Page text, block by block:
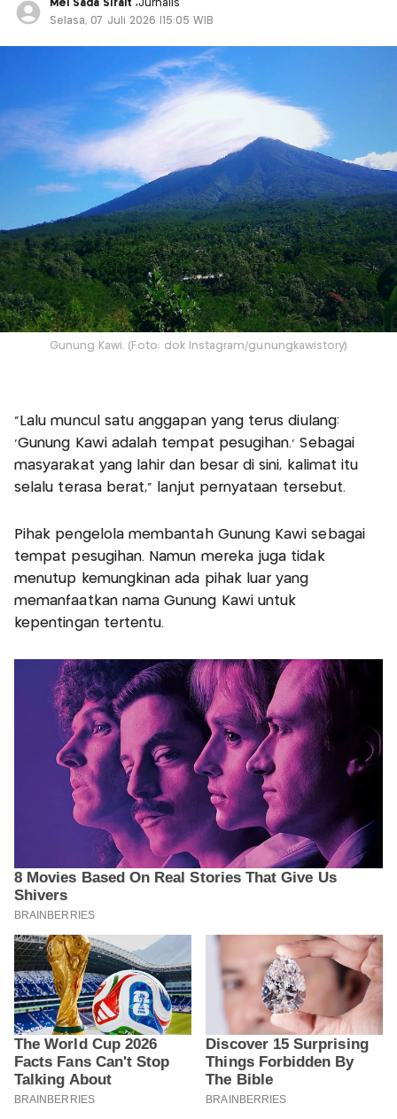
Mei Sada Sirait ,Jurnalis
Selasa, 07 Juli 2026 |15:05 WIB
Gunung Kawi. (Foto: dok Instagram/gunungkawistory)
“Lalu muncul satu anggapan yang terus diulang:
‘Gunung Kawi adalah tempat pesugihan.’ Sebagai
masyarakat yang lahir dan besar di sini, kalimat itu
selalu terasa berat,” lanjut pernyataan tersebut.
Pihak pengelola membantah Gunung Kawi sebagai
tempat pesugihan. Namun mereka juga tidak
menutup kemungkinan ada pihak luar yang
memanfaatkan nama Gunung Kawi untuk
kepentingan tertentu.